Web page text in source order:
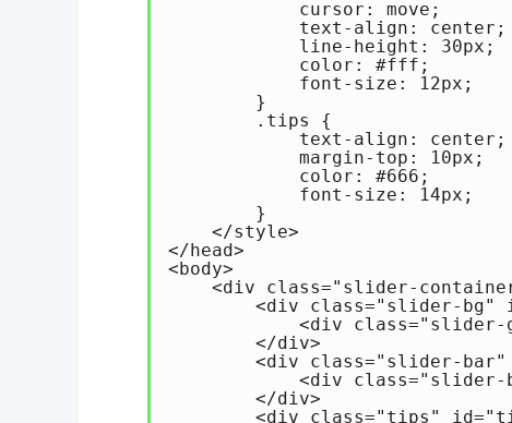
            cursor: move;
            text-align: center;
            line-height: 30px;
            color: #fff;
            font-size: 12px;
        }
        .tips {
            text-align: center;
            margin-top: 10px;
            color: #666;
            font-size: 14px;
        }
    </style>
</head>
<body>
<div class="slider-
<div class="slider-bg"
<div
        </div>
<div class="slider-
<div
        </div>
<div class="tips"